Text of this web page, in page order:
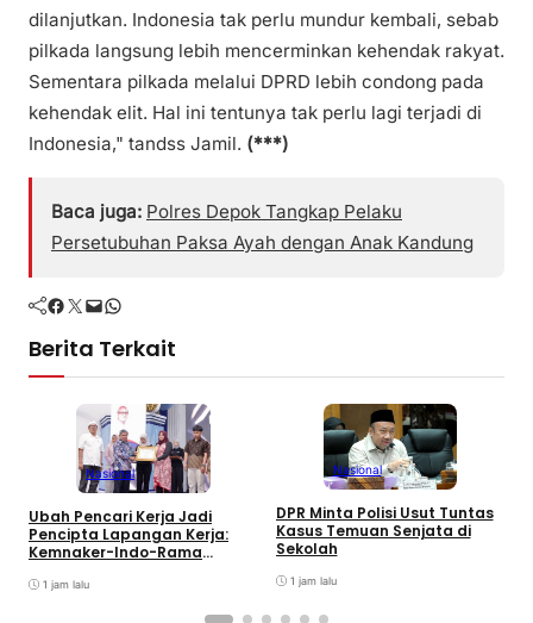
dilanjutkan. Indonesia tak perlu mundur kembali, sebab
pilkada langsung lebih mencerminkan kehendak rakyat.
Sementara pilkada melalui DPRD lebih condong pada
kehendak elit. Hal ini tentunya tak perlu lagi terjadi di
Indonesia," tandss Jamil. (***)
Baca juga: Polres Depok Tangkap Pelaku
Persetubuhan Paksa Ayah dengan Anak Kandung
Facebook Twitter Mail WhatsApp
Berita Terkait
Nasional
Ubah Pencari Kerja Jadi
Pencipta Lapangan Kerja:
Kemnaker-Indo-Rama
1 jam lalu
Nasional
DPR Minta Polisi Usut Tuntas
Kasus Temuan Senjata di
Sekolah
1 jam lalu